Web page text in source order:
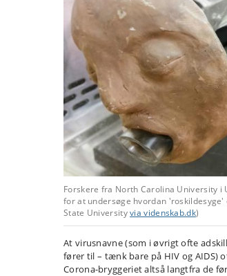
Forskere fra North Carolina University i
for at undersøge hvordan 'roskildesyge'
State Universityvia videnskab.dk)
At virusnavne (som i øvrigt ofte
fører til – tænk bare på HIV og AIDS)
Corona-bryggeriet altså langtfra de